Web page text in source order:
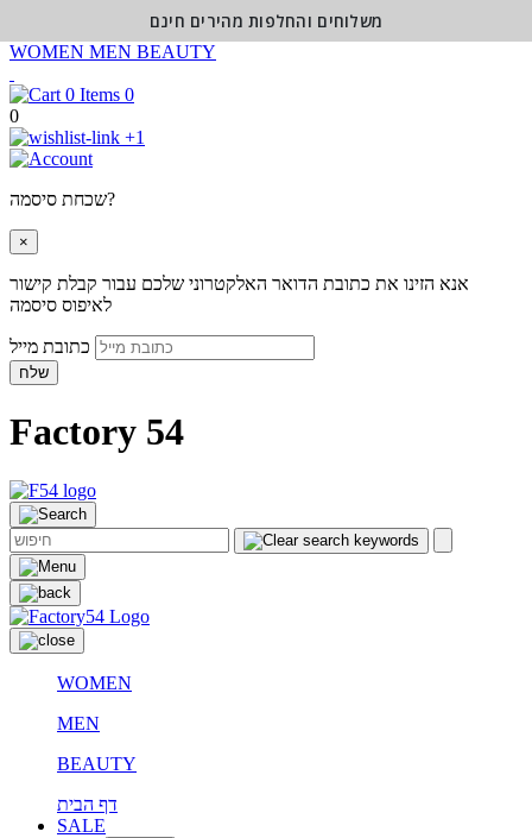
WOMEN MEN BEAUTY
0
0
+1
שכחת סיסמה?
×
אנא הזינו את כתובת הדואר האלקטרוני שלכם עבור קבלת קישור
לאיפוס סיסמה
שלח
Factory 54
WOMEN
MEN
BEAUTY
דף הבית
SALE
משלוחים והחלפות מהירים חינם